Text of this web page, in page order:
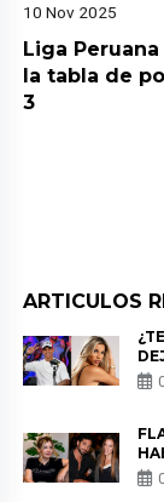
10 Nov 2025
Liga
la tabla de
3
ARTICULOS
DE
DE